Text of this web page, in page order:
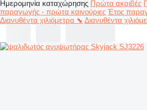
Ημερομηνία καταχώρησης Πρώτα ακριβές
παραγωγής - πρώτα καινούριες Έτος
Διανυθέντα χιλιόμετρα ⬊ Διανυθέντα